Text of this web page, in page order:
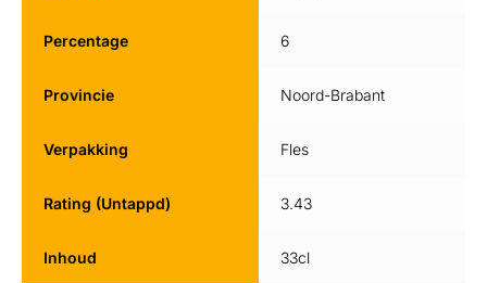
Percentage 6
Provincie Noord-Brabant
Verpakking Fles
Rating (Untappd) 3.43
Inhoud 33cl